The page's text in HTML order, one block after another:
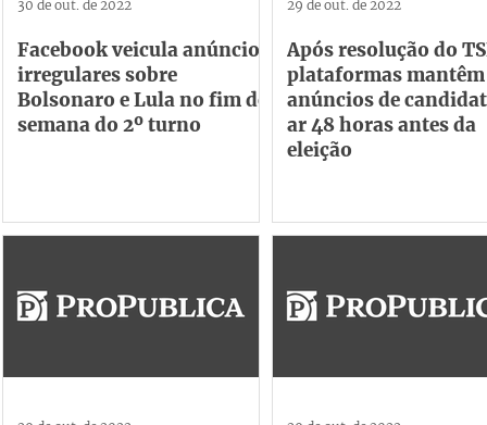
Facebook veicula anúncios
irregulares sobre
Bolsonaro e Lula no fim de
semana do 2º turno
30 de out. de 2022
Após resolução do
plataformas mantêm
anúncios de
ar 48 horas antes da
eleição
29 de out. de 2022